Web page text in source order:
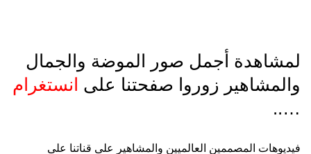
لمشاهدة أجمل صور الموضة والجمال
والمشاهير زوروا صفحتنا على انستغرام
…..
فيديوهات المصممين العالميين والمشاهير على قناتنا على